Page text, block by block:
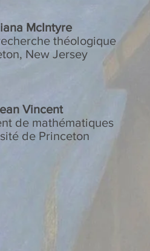
McIntyre
théologique
New Jersey
Vincent
de mathématiques
de Princeton